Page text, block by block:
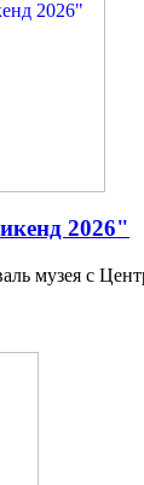
2026"
музея с